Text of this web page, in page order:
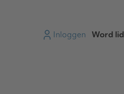
Inloggen Word lid